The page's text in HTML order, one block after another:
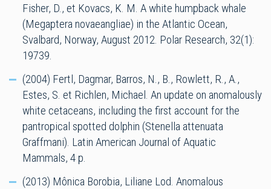
Fisher, D., et Kovacs, K. M. A white humpback whale
(Megaptera novaeangliae) in the Atlantic Ocean,
Svalbard, Norway, August 2012. Polar Research, 32(1):
19739.
(2004) Fertl, Dagmar, Barros, N., B., Rowlett, R., A.,
Estes, S. et Richlen, Michael. An update on anomalously
white cetaceans, including the first account for the
pantropical spotted dolphin (Stenella attenuata
Graffmani). Latin American Journal of Aquatic
Mammals, 4 p.
(2013) Mônica Borobia, Liliane Lod. Anomalous